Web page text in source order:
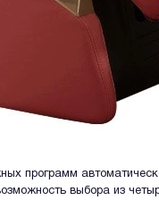
программ
выбора из